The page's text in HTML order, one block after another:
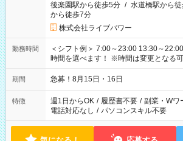
後楽園駅から徒歩5分 / 水道橋駅から
から徒歩7分
株式会社ライブパワー
勤務時間
＜シフト例＞ 7:00～23:00 13:30～22:00 上記の時間から好きな
時間を選べます！ ※時間は変更となる
期間 急募！8月15日・16日
特徴 週1日からOK / 履歴書不要 / 副業・Wワ
電話対応なし / パソコンスキル不要